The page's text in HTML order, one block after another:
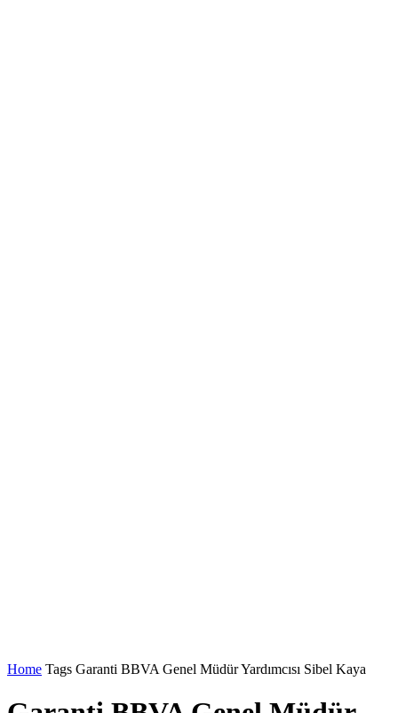
Home Tags Garanti BBVA Genel Müdür Yardımcısı Sibel Kaya